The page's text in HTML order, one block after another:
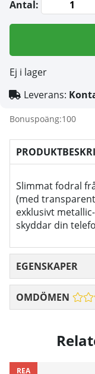
Antal:
Ej i lager
Leverans:
Bonuspoäng:100
Slimmat fodral
(med
exklusivt
skyddar din
EGENSKAPER
OMDÖMEN
REA